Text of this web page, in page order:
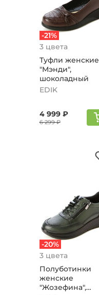
-21%
3 цвета
Туфли женские
"Мэнди",
шоколадный
EDIK
4 999 ₽
6 299 ₽
-20%
3 цвета
Полуботинки
женские
"Жозефина",